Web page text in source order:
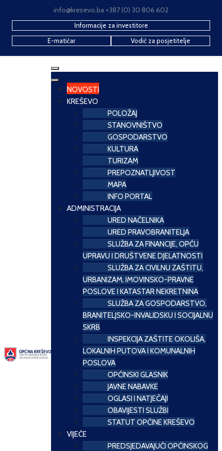
info@kresevo.ba +387 (0) 30 806 602
Informacije za investitore
E-matičar
Vodič za posjetitelje
NOVOSTI
KREŠEVO
POLOŽAJ
STANOVNIŠTVO
GOSPODARSTVO
KULTURA
TURIZAM
PREPOZNATLJIVOST
MAPA
INFO PORTAL
ADMINISTRACIJA
URED NAČELNIKA
URED PRAVOBRANITELJA
SLUŽBA ZA FINANCIJE, OPĆU
UPRAVU I DRUŠTVENE DJELATNOSTI
SLUŽBA ZA CIVILNU ZAŠTITU,
URBANIZAM, IMOVINSKO-PRAVNE
POSLOVE I KATASTAR NEKRETNINA
SLUŽBA ZA GOSPODARSTVO,
BRANITELJSKO-INVALIDSKU I SOCIJALNU
SKRB
INSPEKCIJA ZAŠTITE OKOLIŠA,
LOKALNIH PUTOVA I KOMUNALNIH
POSLOVA
OPĆINSKI GLASNIK
JAVNE NABAVKE
OGLASI I NATJEČAJI
OBAVIJESTI SLUŽBI
STATUT OPĆINE KREŠEVO
VIJEĆE
PREDSJEDAVAJUĆI OPĆINSKOG